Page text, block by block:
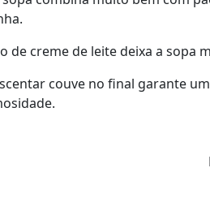
de creme de leite deixa a sopa
couve no final garante